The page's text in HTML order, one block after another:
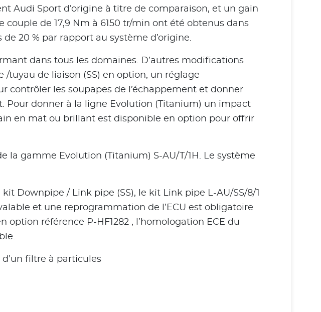
Audi Sport d’origine à titre de comparaison, et un gain
de 17,9 Nm à 6150 tr/min ont été obtenus dans
20 % par rapport au système d’origine.
dans tous les domaines. D’autres modifications
tuyau de liaison (SS) en option, un réglage
contrôler les soupapes de l’échappement et donner
Pour donner à la ligne Evolution (Titanium) un impact
en mat ou brillant est disponible en option pour offrir
la gamme Evolution (Titanium) S-AU/T/1H. Le système
Downpipe / Link pipe (SS), le kit Link pipe L-AU/SS/8/1
et une reprogrammation de l’ECU est obligatoire
référence P-HF1282 , l’homologation ECE du
d’un filtre à particules